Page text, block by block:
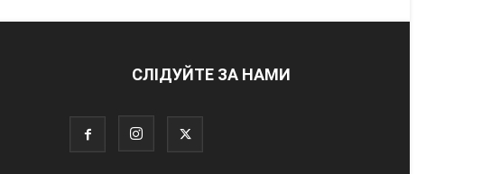
СЛІДУЙТЕ ЗА НАМИ